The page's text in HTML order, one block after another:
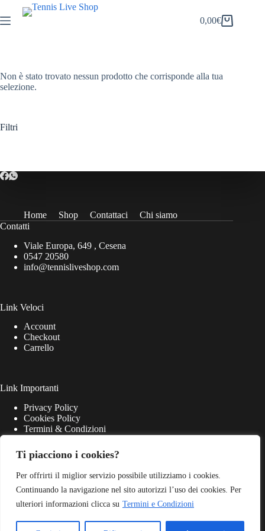
Ti piacciono i cookies?
Per offrirti il miglior servizio possibile utilizziamo i cookies.
Continuando la navigazione nel sito autorizzi l’uso dei cookies. Per
ulteriori informazioni clicca su Termini e Condizioni
al
contenuto
Carrello
0,00€
Non è stato trovato nessun prodotto che corrisponde alla tua
selezione.
Filtri
Home Shop Contattaci
Chi siamo
Contatti
Viale Europa, 649 , Cesena
0547 20580
info@tennisliveshop.com
Link Veloci
Account
Checkout
Carrello
Link Importanti
Privacy Policy
Cookies Policy
Termini & Condizioni